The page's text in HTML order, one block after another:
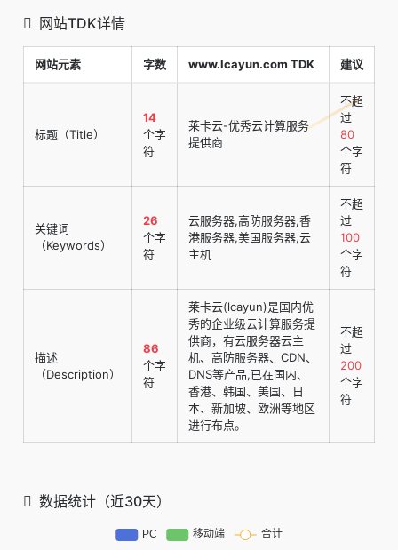
网站TDK详情
网站元素 字数 www.lcayun.com TDK 建议
标题（Title）
14
个字
符
莱卡云-优秀云计算服务
提供商
不超
过
80
个字
符
关键词
（Keywords）
26
个字
符
云服务器,高防服务器,香
港服务器,美国服务器,云
主机
不超
过
100
个字
符
描述
（Description）
86
个字
符
莱卡云(lcayun)是国内优
秀的企业级云计算服务提
供商，有云服务器云主
机、高防服务器、CDN、
DNS等产品,已在国内、
香港、韩国、美国、日
本、新加坡、欧洲等地区
进行布点。
不超
过
200
个字
符
数据统计（近30天）